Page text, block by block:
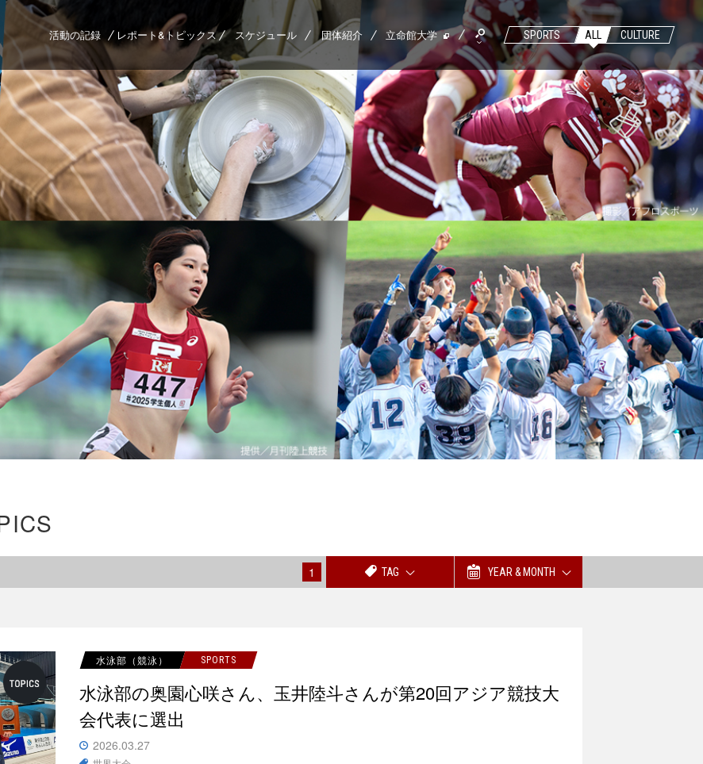
活動の記録 レポート&トピックス スケジュール 団体紹介 立命館大学 SPORTS ALL CULTURE
1 TAG YEAR & MONTH
水泳部（競泳） SPORTS
水泳部の奥園心咲さん、玉井陸斗さんが第20回アジア競技大
会代表に選出
2026.03.27